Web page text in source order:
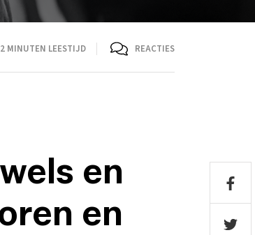
2 MINUTEN LEESTIJD REACTIES
en
en